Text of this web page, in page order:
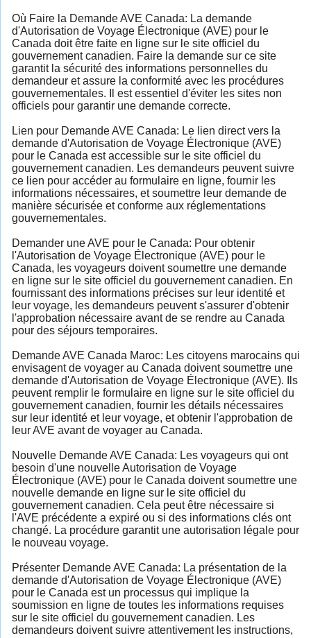
Où Faire la Demande AVE Canada: La demande
d'Autorisation de Voyage Électronique (AVE) pour le
Canada doit être faite en ligne sur le site officiel du
gouvernement canadien. Faire la demande sur ce site
garantit la sécurité des informations personnelles du
demandeur et assure la conformité avec les procédures
gouvernementales. Il est essentiel d'éviter les sites non
officiels pour garantir une demande correcte.
Lien pour Demande AVE Canada: Le lien direct vers la
demande d'Autorisation de Voyage Électronique (AVE)
pour le Canada est accessible sur le site officiel du
gouvernement canadien. Les demandeurs peuvent suivre
ce lien pour accéder au formulaire en ligne, fournir les
informations nécessaires, et soumettre leur demande de
manière sécurisée et conforme aux réglementations
gouvernementales.
Demander une AVE pour le Canada: Pour obtenir
l'Autorisation de Voyage Électronique (AVE) pour le
Canada, les voyageurs doivent soumettre une demande
en ligne sur le site officiel du gouvernement canadien. En
fournissant des informations précises sur leur identité et
leur voyage, les demandeurs peuvent s'assurer d'obtenir
l'approbation nécessaire avant de se rendre au Canada
pour des séjours temporaires.
Demande AVE Canada Maroc: Les citoyens marocains qui
envisagent de voyager au Canada doivent soumettre une
demande d'Autorisation de Voyage Électronique (AVE). Ils
peuvent remplir le formulaire en ligne sur le site officiel du
gouvernement canadien, fournir les détails nécessaires
sur leur identité et leur voyage, et obtenir l'approbation de
leur AVE avant de voyager au Canada.
Nouvelle Demande AVE Canada: Les voyageurs qui ont
besoin d'une nouvelle Autorisation de Voyage
Électronique (AVE) pour le Canada doivent soumettre une
nouvelle demande en ligne sur le site officiel du
gouvernement canadien. Cela peut être nécessaire si
l'AVE précédente a expiré ou si des informations clés ont
changé. La procédure garantit une autorisation légale pour
le nouveau voyage.
Présenter Demande AVE Canada: La présentation de la
demande d'Autorisation de Voyage Électronique (AVE)
pour le Canada est un processus qui implique la
soumission en ligne de toutes les informations requises
sur le site officiel du gouvernement canadien. Les
demandeurs doivent suivre attentivement les instructions,